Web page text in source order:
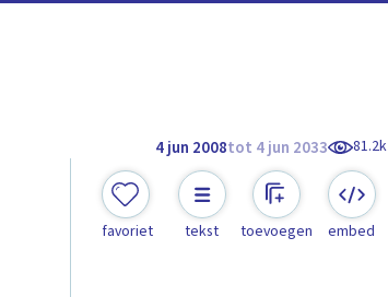
4 jun 2008tot 4 jun 2033 81.2k
favoriet tekst toevoegen embed